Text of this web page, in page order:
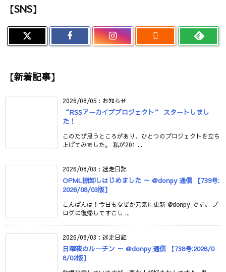
【SNS】

【新着記事】
2026/08/05 : お知らせ
“RSSアーカイブプロジェクト” スタートしまし
た！
このたび思うところがあり、ひとつのプロジェクトを立ち
上げてみました。 私が201 ...
2026/08/03 : 迷走日記
OPML棚卸しはじめました ～ @donpy 通信 【739号:
2026/08/03版】
こんばんは！今日もなぜか元気に更新 @donpy です。 ブ
ログに復帰してすこし ...
2026/08/03 : 迷走日記
日曜夜のルーチン ～ @donpy 通信 【738号:2026/0
8/02版】